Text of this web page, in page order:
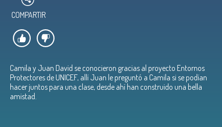
COMPARTIR
Camila y Juan David se conocieron gracias al proyecto Entornos
Protectores de UNICEF, allí Juan le preguntó a Camila si se podían
hacer juntos para una clase, desde ahí han construido una bella
amistad.